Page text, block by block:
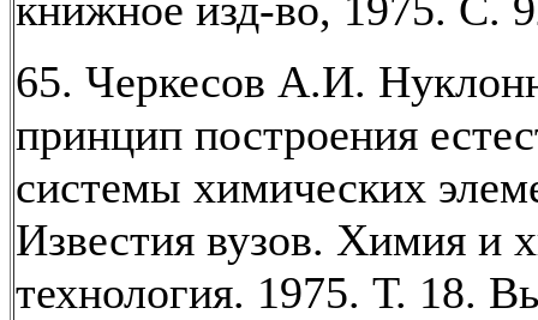
книжное изд-во, 1975. С.
65. Черкесов А.И.
принцип построения
системы химических
Известия вузов. Химия и
технология. 1975. Т. 18.